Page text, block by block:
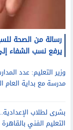
رسالة من الصحة
يرفع نسب الشفاء إلى
مدرسة مع بداية العام
بشرى لطلاب
التعليم الفني بالقاهرة